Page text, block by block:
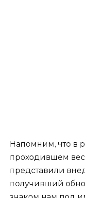
Напомним, что в
проходившем
представили
получивший